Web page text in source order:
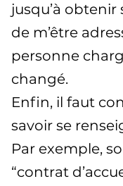
jusqu’à
de m’être
personne
changé.
Enfin, il faut
savoir se
Par exemple,
“contrat